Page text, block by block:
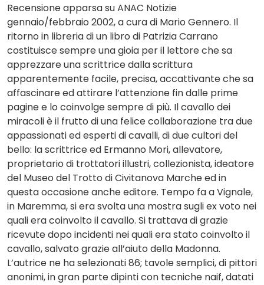
Recensione apparsa su ANAC Notizie
gennaio/febbraio 2002, a cura di Mario Gennero. Il
ritorno in libreria di un libro di Patrizia Carrano
costituisce sempre una gioia per il lettore che sa
apprezzare una scrittrice dalla scrittura
apparentemente facile, precisa, accattivante che sa
affascinare ed attirare l’attenzione fin dalle prime
pagine e lo coinvolge sempre di più. Il cavallo dei
miracoli è il frutto di una felice collaborazione tra due
appassionati ed esperti di cavalli, di due cultori del
bello: la scrittrice ed Ermanno Mori, allevatore,
proprietario di trottatori illustri, collezionista, ideatore
del Museo del Trotto di Civitanova Marche ed in
questa occasione anche editore. Tempo fa a Vignale,
in Maremma, si era svolta una mostra sugli ex voto nei
quali era coinvolto il cavallo. Si trattava di grazie
ricevute dopo incidenti nei quali era stato coinvolto il
cavallo, salvato grazie all’aiuto della Madonna.
L’autrice ne ha selezionati 86; tavole semplici, di pittori
anonimi, in gran parte dipinti con tecniche naif, datati